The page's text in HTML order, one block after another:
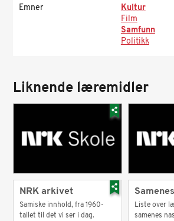
Emner
Kultur
Film
Samfunn
Politikk
Liknende læremidler
NRK arkivet
Samiske innhold, fra 1960-
tallet til det vi ser i dag.
Liste over
samenes